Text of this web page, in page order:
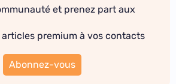
et prenez part aux
articles premium à vos contacts
Abonnez-vous